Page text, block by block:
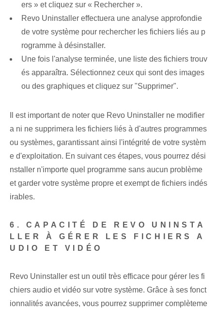
ers » et cliquez sur « Rechercher ».
Revo Uninstaller effectuera une analyse approfondie
de votre système pour rechercher les fichiers liés au p
rogramme à désinstaller.
Une fois l'analyse terminée, une liste des fichiers trouv
és apparaîtra. Sélectionnez ceux qui sont des images
ou des graphiques et cliquez sur "Supprimer".
Il est important de noter que Revo Uninstaller ne modifier
a ni ne supprimera les fichiers liés à d'autres programmes
ou systèmes, garantissant ainsi l'intégrité de votre systèm
e d'exploitation. En suivant ces étapes, vous pourrez dési
nstaller n'importe quel programme sans aucun problème
et garder votre système propre et exempt de fichiers indés
irables.
6. CAPACITÉ DE REVO UNINSTA
LLER À GÉRER LES FICHIERS A
UDIO ET VIDÉO
Revo Uninstaller est un outil très efficace pour gérer les fi
chiers audio et vidéo sur votre système. Grâce à ses fonct
ionnalités avancées, vous pourrez supprimer complèteme